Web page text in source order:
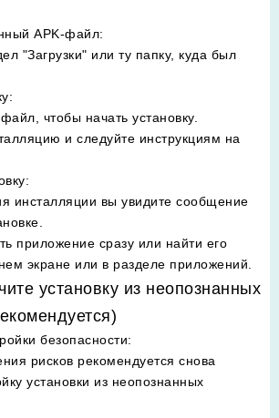
APK-файл:
"Загрузки" или ту папку, куда был
:
чтобы начать установку.
и следуйте инструкциям на
:
инсталляции вы увидите сообщение
приложение сразу или найти его
экране или в разделе приложений.
установку из неопознанных
безопасности:
рисков рекомендуется снова
установки из неопознанных